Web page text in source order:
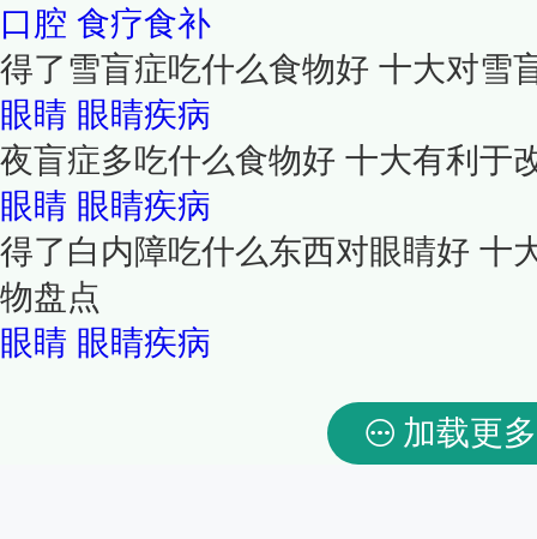
口腔 食疗食补
得了雪盲症吃什么食物好 十大对雪
眼睛 眼睛疾病
夜盲症多吃什么食物好 十大有利于
眼睛 眼睛疾病
得了白内障吃什么东西对眼睛好 十
物盘点
眼睛 眼睛疾病
加载更多